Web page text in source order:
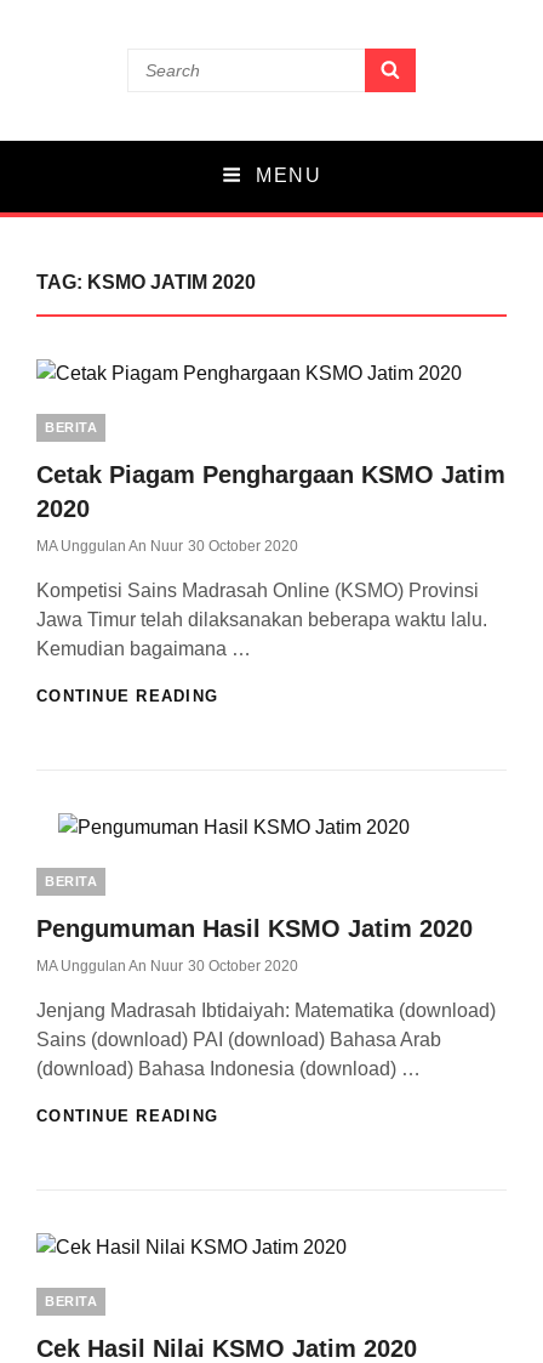
MA UNGGULAN AN
Search
MENU
TAG: KSMO JATIM 2020
Categories
BERITA
Cetak Piagam Penghargaan KSMO Jatim
2020
MA Unggulan An Nuur Posted
30 October 2020
Kompetisi Sains Madrasah Online (KSMO) Provinsi
Jawa Timur telah dilaksanakan beberapa waktu lalu.
Kemudian bagaimana …
CONTINUE READING
Categories
BERITA
Pengumuman Hasil KSMO Jatim 2020
MA Unggulan An Nuur Posted
30 October 2020
Jenjang Madrasah Ibtidaiyah: Matematika (download)
Sains (download) PAI (download) Bahasa Arab
(download) Bahasa Indonesia (download) …
CONTINUE READING
Categories
BERITA
Cek Hasil Nilai KSMO Jatim 2020